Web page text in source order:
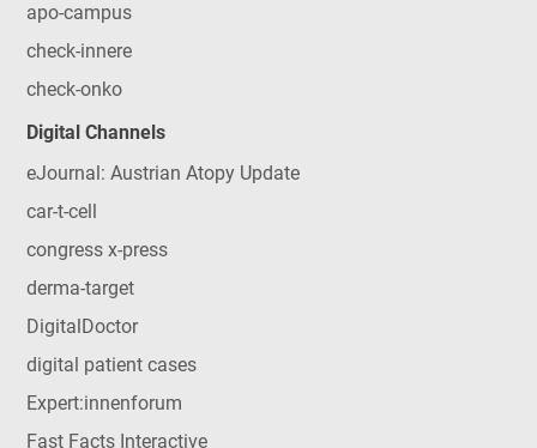
apo-campus
check-innere
check-onko
Digital Channels
eJournal: Austrian Atopy Update
car-t-cell
congress x-press
derma-target
DigitalDoctor
digital patient cases
Expert:innenforum
Fast Facts Interactive